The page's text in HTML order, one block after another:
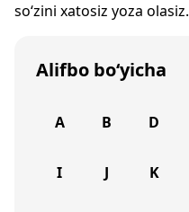
so‘zini xatosiz yoza olasiz.
Alifbo bo‘yicha
A B D
I J K